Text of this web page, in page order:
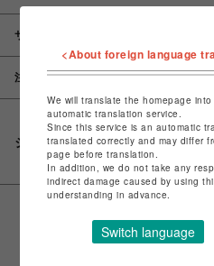
サイズ
注意事項
シェアする
<About foreign language
We will translate the homepage
automatic translation service.
Since this service is an automatic
translated correctly and may differ
page before translation.
In addition, we do not take any
indirect damage caused by using
understanding in advance.
Switch language